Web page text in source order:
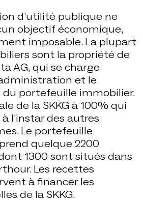
d’utilité publique ne
objectif économique,
imposable. La plupart
sont la propriété de
AG, qui se charge
et le
portefeuille immobilier.
de la SKKG à 100% qui
l’instar des autres
Le portefeuille
quelque 2200
1300 sont situés dans
Les recettes
à financer les
de la SKKG.